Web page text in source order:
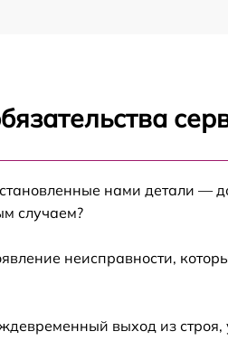
телевизора
Hiper
телевизора Hiper
Hiper
нами детали —
случаем?
неисправности,
выход из строя,